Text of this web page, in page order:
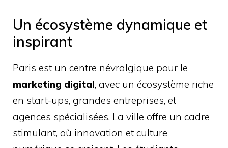
Un écosystème dynamique et
inspirant
Paris est un centre névralgique pour le
marketing digital, avec un écosystème riche
en start-ups, grandes entreprises, et
agences spécialisées. La ville offre un cadre
stimulant, où innovation et culture